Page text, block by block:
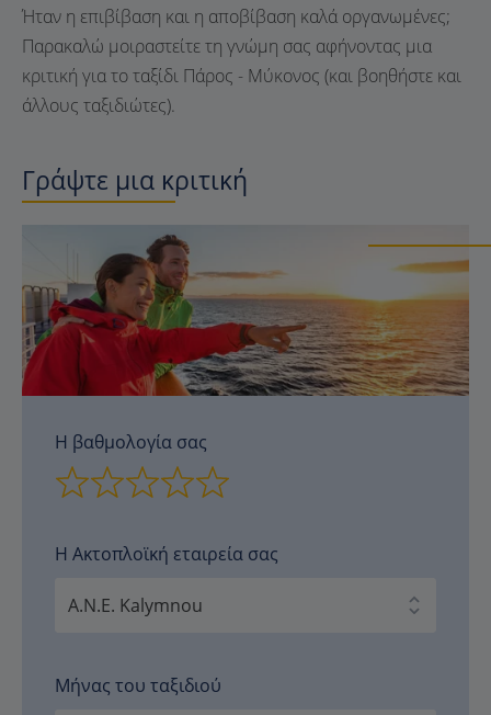
Ήταν η επιβίβαση και η αποβίβαση καλά οργανωμένες;
Παρακαλώ μοιραστείτε τη γνώμη σας αφήνοντας μια
κριτική για το ταξίδι Πάρος - Μύκονος (και βοηθήστε και
άλλους ταξιδιώτες).
Γράψτε μια κριτική
Η βαθμολογία σας
Η Ακτοπλοϊκή εταιρεία σας
Μήνας του ταξιδιού